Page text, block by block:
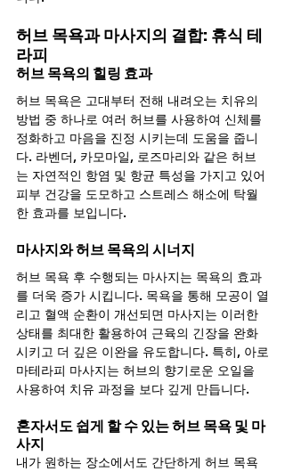
허브 목욕과 마사지의 결합: 휴식 테
라피
허브 목욕의 힐링 효과
허브 목욕은 고대부터 전해 내려오는 치유의
방법 중 하나로 여러 허브를 사용하여 신체를
정화하고 마음을 진정 시키는데 도움을 줍니
다. 라벤더, 카모마일, 로즈마리와 같은 허브
는 자연적인 항염 및 항균 특성을 가지고 있어
피부 건강을 도모하고 스트레스 해소에 탁월
한 효과를 보입니다.
마사지와 허브 목욕의 시너지
허브 목욕 후 수행되는 마사지는 목욕의 효과
를 더욱 증가 시킵니다. 목욕을 통해 모공이 열
리고 혈액 순환이 개선되면 마사지는 이러한
상태를 최대한 활용하여 근육의 긴장을 완화
시키고 더 깊은 이완을 유도합니다. 특히, 아로
마테라피 마사지는 허브의 향기로운 오일을
사용하여 치유 과정을 보다 깊게 만듭니다.
혼자서도 쉽게 할 수 있는 허브 목욕 및 마
사지
내가 원하는 장소에서도 간단하게 허브 목욕